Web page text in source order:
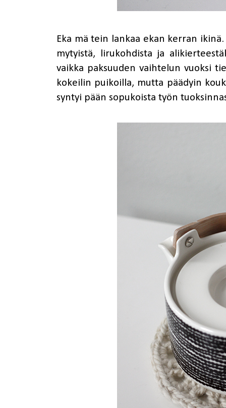
Eka mätein lankaa ekan kerran
mytyistä, lirukohdista ja
vaikka paksuuden vaihtelun vuoksi
kokeilin puikoilla, mutta päädyin
syntyi pään sopukoista työn